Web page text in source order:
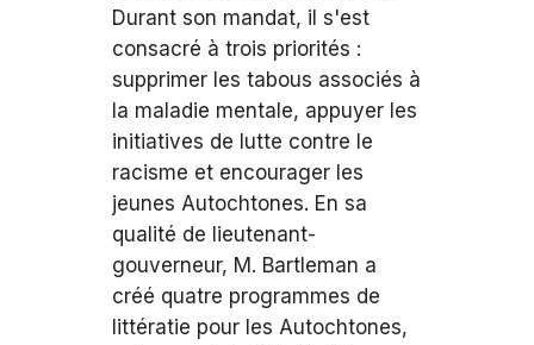
Durant son mandat, il s'est
consacré à trois priorités :
supprimer les tabous associés à
la maladie mentale, appuyer les
initiatives de lutte contre le
racisme et encourager les
jeunes Autochtones. En sa
qualité de lieutenant-
gouverneur, M. Bartleman a
créé quatre programmes de
littératie pour les Autochtones,